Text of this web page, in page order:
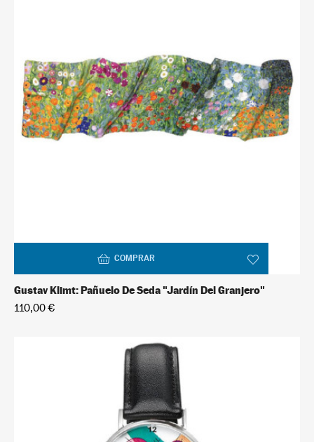
COMPRAR
Gustav Klimt: Pañuelo De Seda "Jardín Del Granjero"
110,00 €